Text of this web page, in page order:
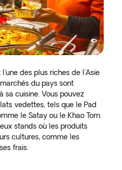
des plus riches de l'Asie
du pays sont
sa cuisine. Vous pouvez
vedettes, tels que le Pad
le Satay ou le Khao Tom.
stands où les produits
cultures, comme les
frais.